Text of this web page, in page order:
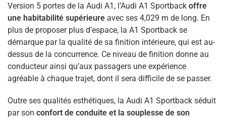
Version 5 portes de la Audi A1, l’Audi A1 Sportback offre
une habitabilité supérieure avec ses 4,029 m de long. En
plus de proposer plus d’espace, la A1 Sportback se
démarque par la qualité de sa finition intérieure, qui est au-
dessus de la concurrence. Ce niveau de finition donne au
conducteur ainsi qu’aux passagers une expérience
agréable à chaque trajet, dont il sera difficile de se passer.
Outre ses qualités esthétiques, la Audi A1 Sportback séduit
par son confort de conduite et la souplesse de son